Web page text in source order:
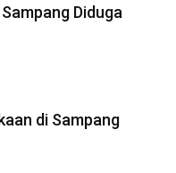
Diduga
di Sampang